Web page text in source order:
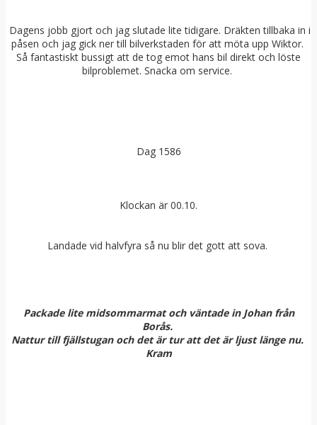
Dagens jobb gjort och jag slutade lite tidigare. Dräkten tillbaka in i
påsen och jag gick ner till bilverkstaden för att möta upp Wiktor.
Så fantastiskt bussigt att de tog emot hans bil direkt och löste
bilproblemet. Snacka om service.
Dag 1586
Klockan är 00.10.
Landade vid halvfyra så nu blir det gott att sova.
Packade lite midsommarmat och väntade in Johan från
Borås.
Nattur till fjällstugan och det är tur att det är ljust länge nu.
Kram